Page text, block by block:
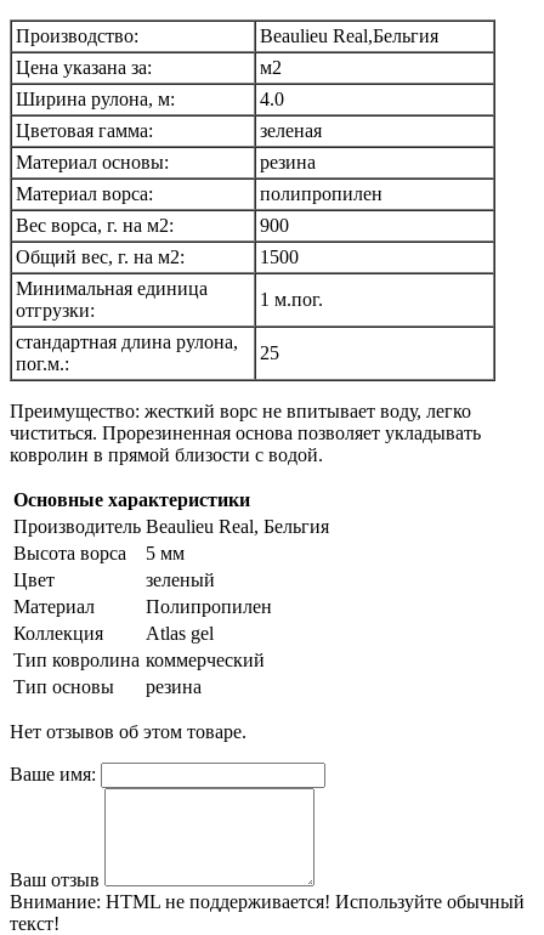
Производство:
Beaulieu Real,Бельгия
Цена указана за:
м2
Ширина рулона, м:
4.0
Цветовая гамма:
зеленая
Материал основы:
резина
Материал ворса:
полипропилен
Вес ворса, г. на м2:
900
Общий вес, г. на м2:
1500
Минимальная единица
отгрузки:
1 м.пог.
стандартная длина рулона,
пог.м.:
25
Преимущество: жесткий ворс не впитывает воду, легко
чиститься. Прорезиненная основа позволяет укладывать
ковролин в прямой близости с водой.
Основные характеристики
Производитель Beaulieu Real, Бельгия
Высота ворса
5 мм
Цвет
зеленый
Материал
Полипропилен
Коллекция
Atlas gel
Тип ковролина коммерческий
Тип основы
резина
Нет отзывов об этом товаре.
Ваше имя:
Ваш отзыв
Внимание: HTML не поддерживается! Используйте обычный
текст!